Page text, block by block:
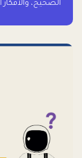
الصحيح، والأفكار